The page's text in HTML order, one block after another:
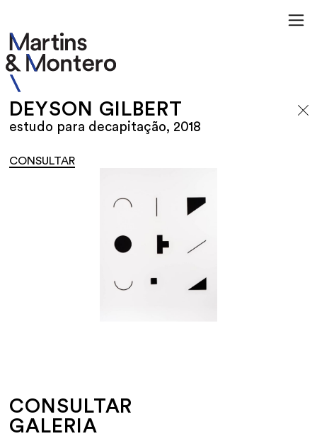
DEYSON GILBERT
estudo para decapitação, 2018
CONSULTAR
CONSULTAR
GALERIA